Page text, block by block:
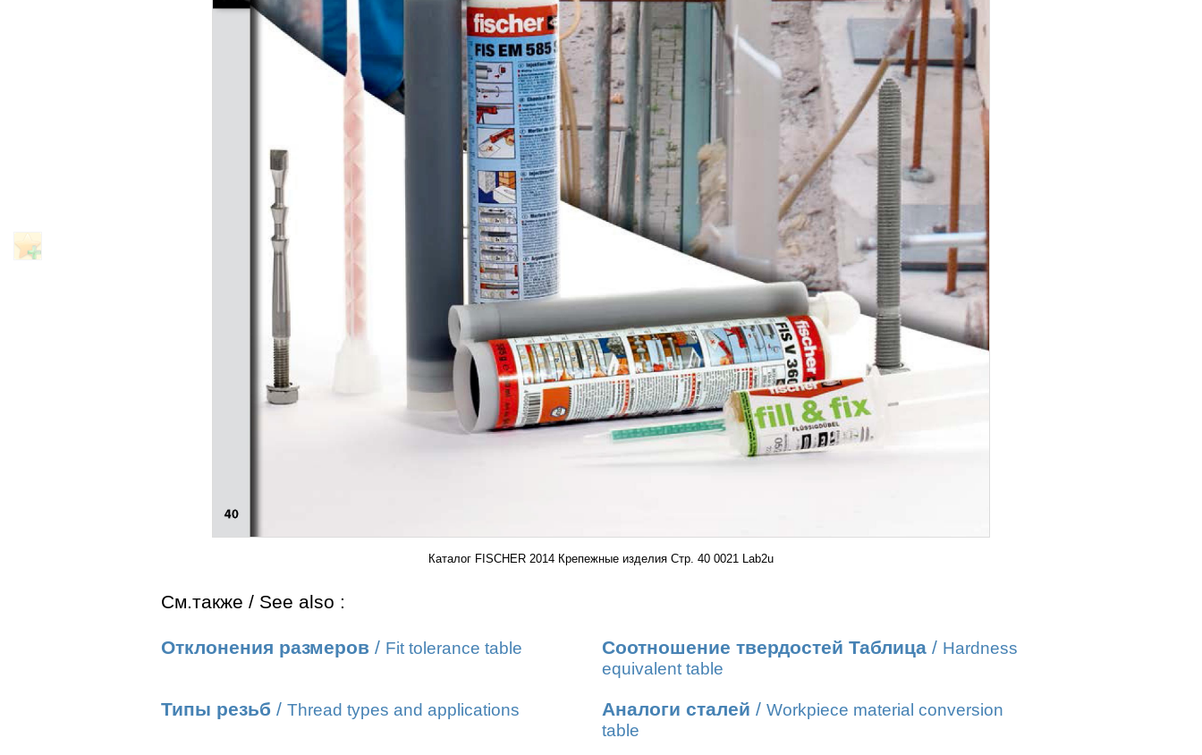
Каталог FISCHER 2014 Крепежные изделия Стр. 40 0021 Lab2u
См.также / See also :
Отклонения размеров / Fit tolerance table Соотношение твердостей Таблица / Hardness
equivalent table
Типы резьб / Thread types and applications Аналоги сталей / Workpiece material conversion
table